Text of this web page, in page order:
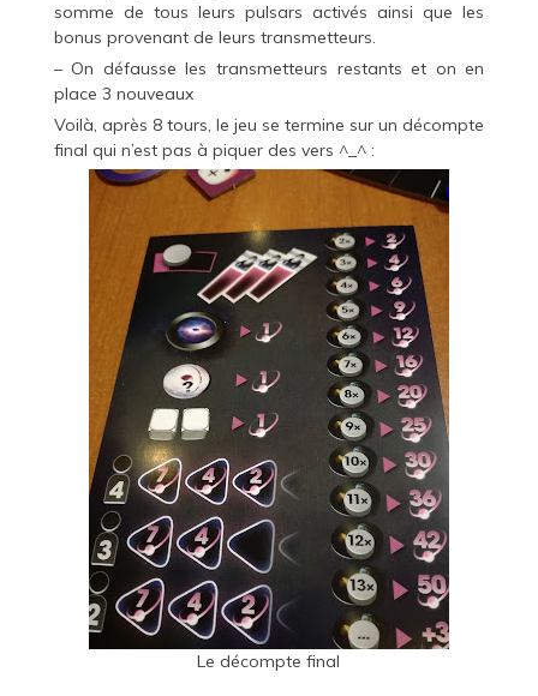
somme de tous leurs pulsars activés ainsi que les
bonus provenant de leurs transmetteurs.
– On défausse les transmetteurs restants et on en
place 3 nouveaux
Voilà, après 8 tours, le jeu se termine sur un décompte
final qui n’est pas à piquer des vers ^_^ :
Le décompte final